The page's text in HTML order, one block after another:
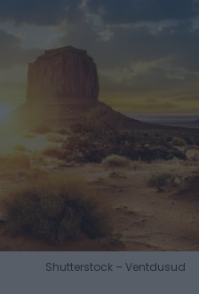
Shutterstock – Ventdusud